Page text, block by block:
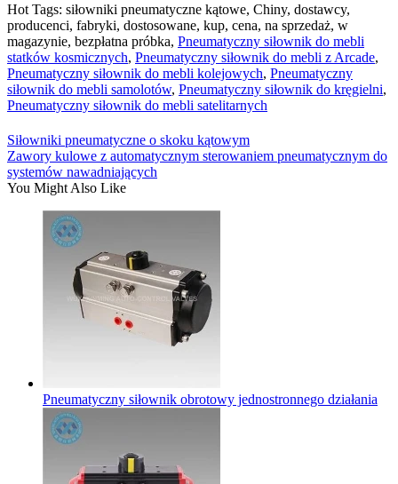
Hot Tags: siłowniki pneumatyczne kątowe, Chiny, dostawcy,
producenci, fabryki, dostosowane, kup, cena, na sprzedaż, w
magazynie, bezpłatna próbka, Pneumatyczny siłownik do mebli
statków kosmicznych, Pneumatyczny siłownik do mebli z Arcade,
Pneumatyczny siłownik do mebli kolejowych, Pneumatyczny
siłownik do mebli samolotów, Pneumatyczny siłownik do kręgielni,
Pneumatyczny siłownik do mebli satelitarnych
Siłowniki pneumatyczne o skoku kątowym
Zawory kulowe z automatycznym sterowaniem pneumatycznym do
systemów nawadniających
You Might Also Like
Pneumatyczny siłownik obrotowy jednostronnego działania